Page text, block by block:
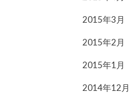
2015年3月
2015年2月
2015年1月
2014年12月